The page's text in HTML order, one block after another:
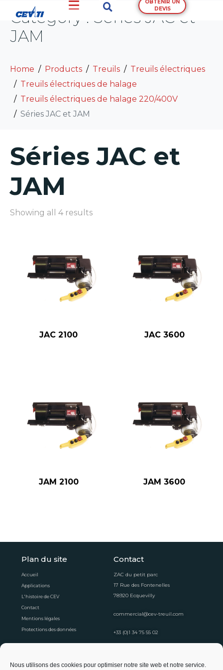
Nous utilisons des cookies pour optimiser notre site web et notre service.
OBTENIR UN
DEVIS
Category : Séries JAC et
JAM
Home Products Treuils
Treuils électriques
Treuils électriques de halage
Treuils électriques de halage 220/400V
Séries JAC et JAM
Séries JAC et
JAM
Showing all 4 results
JAC 2100 JAC 3600
JAM 2100 JAM 3600
Plan du site
Accueil
Applications
L'histoire de CEV
Contact
Mentions légales
Protections des données
Contact
ZAC du petit parc
17 Rue des Fontenelles
78920 Ecquevilly
commercial@cev-treuil.com
+33 (0)1 34 75 55 02
Horaires d'ouvertures